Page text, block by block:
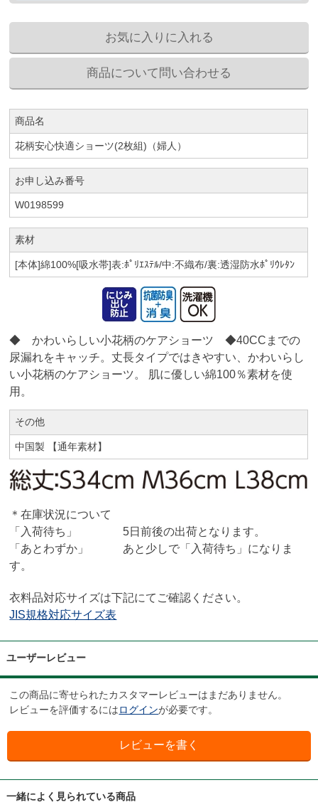
商品名
花柄安心快適ショーツ(2枚組)（婦人）
お申し込み番号
W0198599
素材
[本体]綿100%[吸水帯]表:ﾎﾟﾘｴｽﾃﾙ/中:不織布/裏:透湿防水ﾎﾟﾘｳﾚﾀﾝ
◆ かわいらしい小花柄のケアショーツ ◆40CCまでの
尿漏れをキャッチ。丈長タイプではきやすい、かわいらし
い小花柄のケアショーツ。 肌に優しい綿100％素材を使
用。
その他
中国製 【通年素材】
＊在庫状況について
「入荷待ち」 5日前後の出荷となります。
「あとわずか」 あと少しで「入荷待ち」になりま
す。
衣料品対応サイズは下記にてご確認ください。
JIS規格対応サイズ表
ユーザーレビュー
この商品に寄せられたカスタマーレビューはまだありません。
レビューを評価するにはログインが必要です。
一緒によく見られている商品